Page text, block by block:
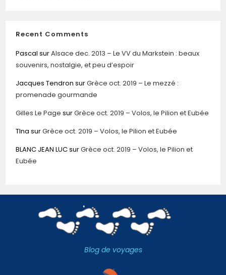
Recent Comments
Pascal surAlsace dec. 2013 – Le VV du Markstein : beaux
souvenirs, nostalgie, et peu d’espoir
Jacques Tendron surGrèce oct. 2019 – Le mezzé :
promenade gourmande
Gilles Le Page surGrèce oct. 2019 – Volos, le Pilion et Eubée
TIna surGrèce oct. 2019 – Volos, le Pilion et Eubée
BLANC JEAN LUCsurGrèce oct. 2019 – Volos, le Pilion et
Eubée
Blog de voyages